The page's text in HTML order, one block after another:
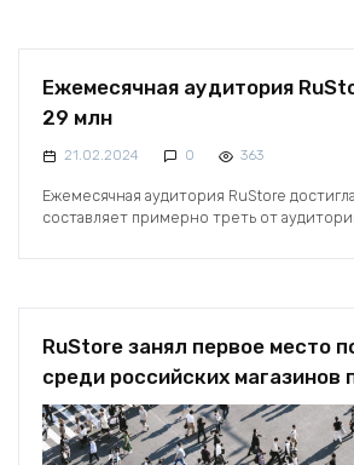
Ежемесячная аудитория
29 млн
21.02.2024 0 363
Ежемесячная аудитория RuStore
составляет примерно треть от
RuStore занял первое место
среди российских магазинов